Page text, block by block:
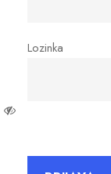
Lozinka